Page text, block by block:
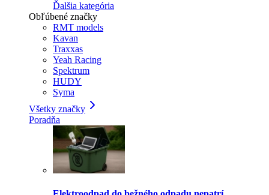
Ďalšia kategória
Obľúbené značky
RMT models
Kavan
Traxxas
Yeah Racing
Spektrum
HUDY
Syma
Všetky značky
Poradňa